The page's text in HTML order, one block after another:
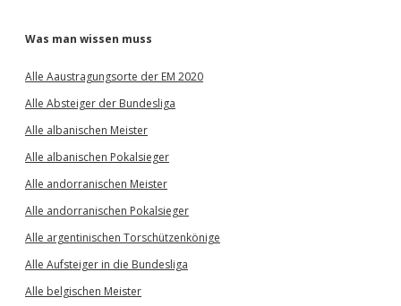
Was man wissen muss
Alle Aaustragungsorte der EM 2020
Alle Absteiger der Bundesliga
Alle albanischen Meister
Alle albanischen Pokalsieger
Alle andorranischen Meister
Alle andorranischen Pokalsieger
Alle argentinischen Torschützenkönige
Alle Aufsteiger in die Bundesliga
Alle belgischen Meister